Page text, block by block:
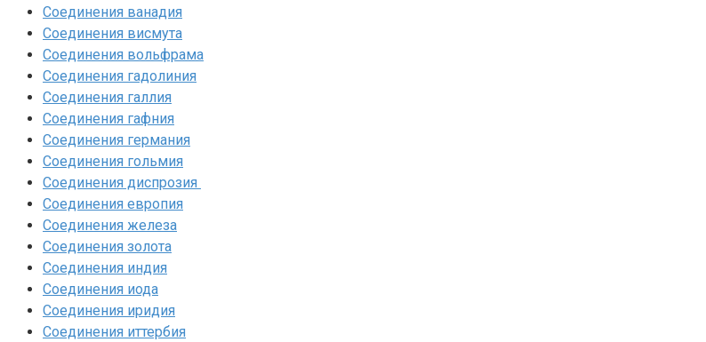
Соединения ванадия‎
Соединения висмута
Соединения вольфрама‎
Соединения гадолиния‎
Соединения галлия‎
Соединения гафния‎
Соединения германия‎
Соединения гольмия‎
Соединения диспрозия‎ ‎
Соединения европия‎
Соединения железа‎
Соединения золота‎
Соединения индия
Соединения иода‎
Соединения иридия
Соединения иттербия‎